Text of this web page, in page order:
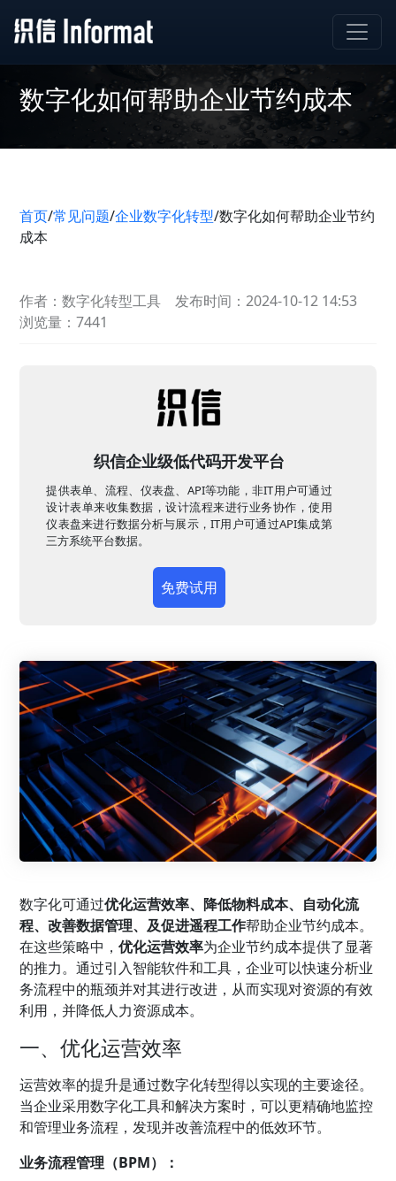
数字化如何帮助企业节约成本
首页/常见问题/企业数字化转型/数字化如何帮助企业节约
成本
作者：数字化转型工具
发布时间：2024-10-12 14:53
浏览量：7441
织信企业级低代码开发平台
提供表单、流程、仪表盘、API等功能，非IT用户可通过
设计表单来收集数据，设计流程来进行业务协作，使用
仪表盘来进行数据分析与展示，IT用户可通过API集成第
三方系统平台数据。
免费试用
数字化可通过优化运营效率、降低物料成本、自动化流
程、改善数据管理、及促进遥程工作帮助企业节约成本。
在这些策略中，优化运营效率为企业节约成本提供了显著
的推力。通过引入智能软件和工具，企业可以快速分析业
务流程中的瓶颈并对其进行改进，从而实现对资源的有效
利用，并降低人力资源成本。
一、优化运营效率
运营效率的提升是通过数字化转型得以实现的主要途径。
当企业采用数字化工具和解决方案时，可以更精确地监控
和管理业务流程，发现并改善流程中的低效环节。
业务流程管理（BPM）：